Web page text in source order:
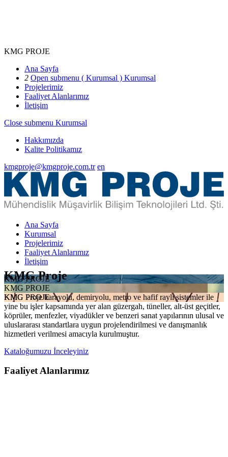
KMG PROJE
Ana Sayfa
2 Open submenu ( Kurumsal ) Kurumsal
Projelerimiz
Faaliyet Alanlarımız
İletişim
Close submenu Kurumsal
Hakkımızda
Kalite Politikamız
kmgproje@kmgproje.com.tr en
Ana Sayfa
Kurumsal
Projelerimiz
Faaliyet Alanlarımız
İletişim
KMG PROJE
KMG PROJE
KMG PROJE
KMG Proje
KMG Proje karayolu, demiryolu, metro ve hafif raylı sistemler ile
yine bu işler kapsamında yer alan güzergah, tüneller, alt-üst geçitler,
köprüler, menfezler, viyadükler ve benzeri sanat yapılarının ulusal ve
uluslararası standartlara uygun projelendirilmesi ve danışmanlık
hizmetleri verilmesi amacıyla kurulmuştur.
Kataloğumuzu İnceleyiniz
Faaliyet Alanlarımız